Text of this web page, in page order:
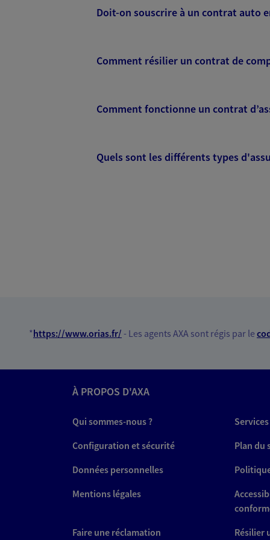
Erwan Piquet
Horaires :Fermé
Mandataire d'Assurance
75006 Paris
Doit-on souscrire à un contrat auto
Comment résilier un contrat de
Comment fonctionne un contrat
Quels sont les différents types
*https://www.orias.fr/ - Les agents AXA sont régis par le
À PROPOS D'AXA
Qui sommes-nous ?
Configuration et sécurité
Plan du
Données personnelles
Mentions légales
Faire une réclamation
Résilier